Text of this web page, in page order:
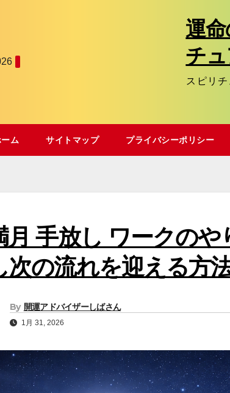
運
チ
スピリ
ム サイトマップ プライバシーポリシー
月 手放し ワークの
次の流れを迎える方
By 開運アドバイザーしばさん
1月 31, 2026